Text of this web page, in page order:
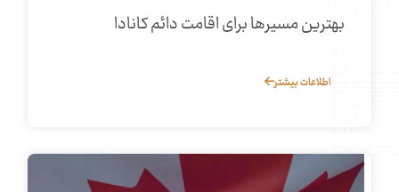
بهترین مسیرها برای اقامت دائم کانادا
اطلاعات بیشتر